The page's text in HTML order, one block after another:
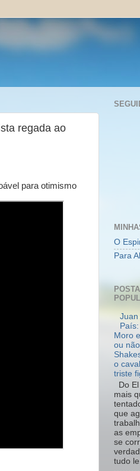
regada ao
para otimismo
O
Para
Juan
Moro
ou
o
triste
Do
mais
que
as
se
tudo